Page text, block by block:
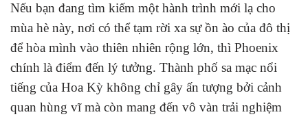
Nếu bạn đang tìm kiếm một hành trình mới lạ cho
mùa hè này, nơi có thể tạm rời xa sự ồn ào của đô thị
để hòa mình vào thiên nhiên rộng lớn, thì Phoenix
chính là điểm đến lý tưởng. Thành phố sa mạc nổi
tiếng của Hoa Kỳ không chỉ gây ấn tượng bởi cảnh
quan hùng vĩ mà còn mang đến vô vàn trải nghiệm